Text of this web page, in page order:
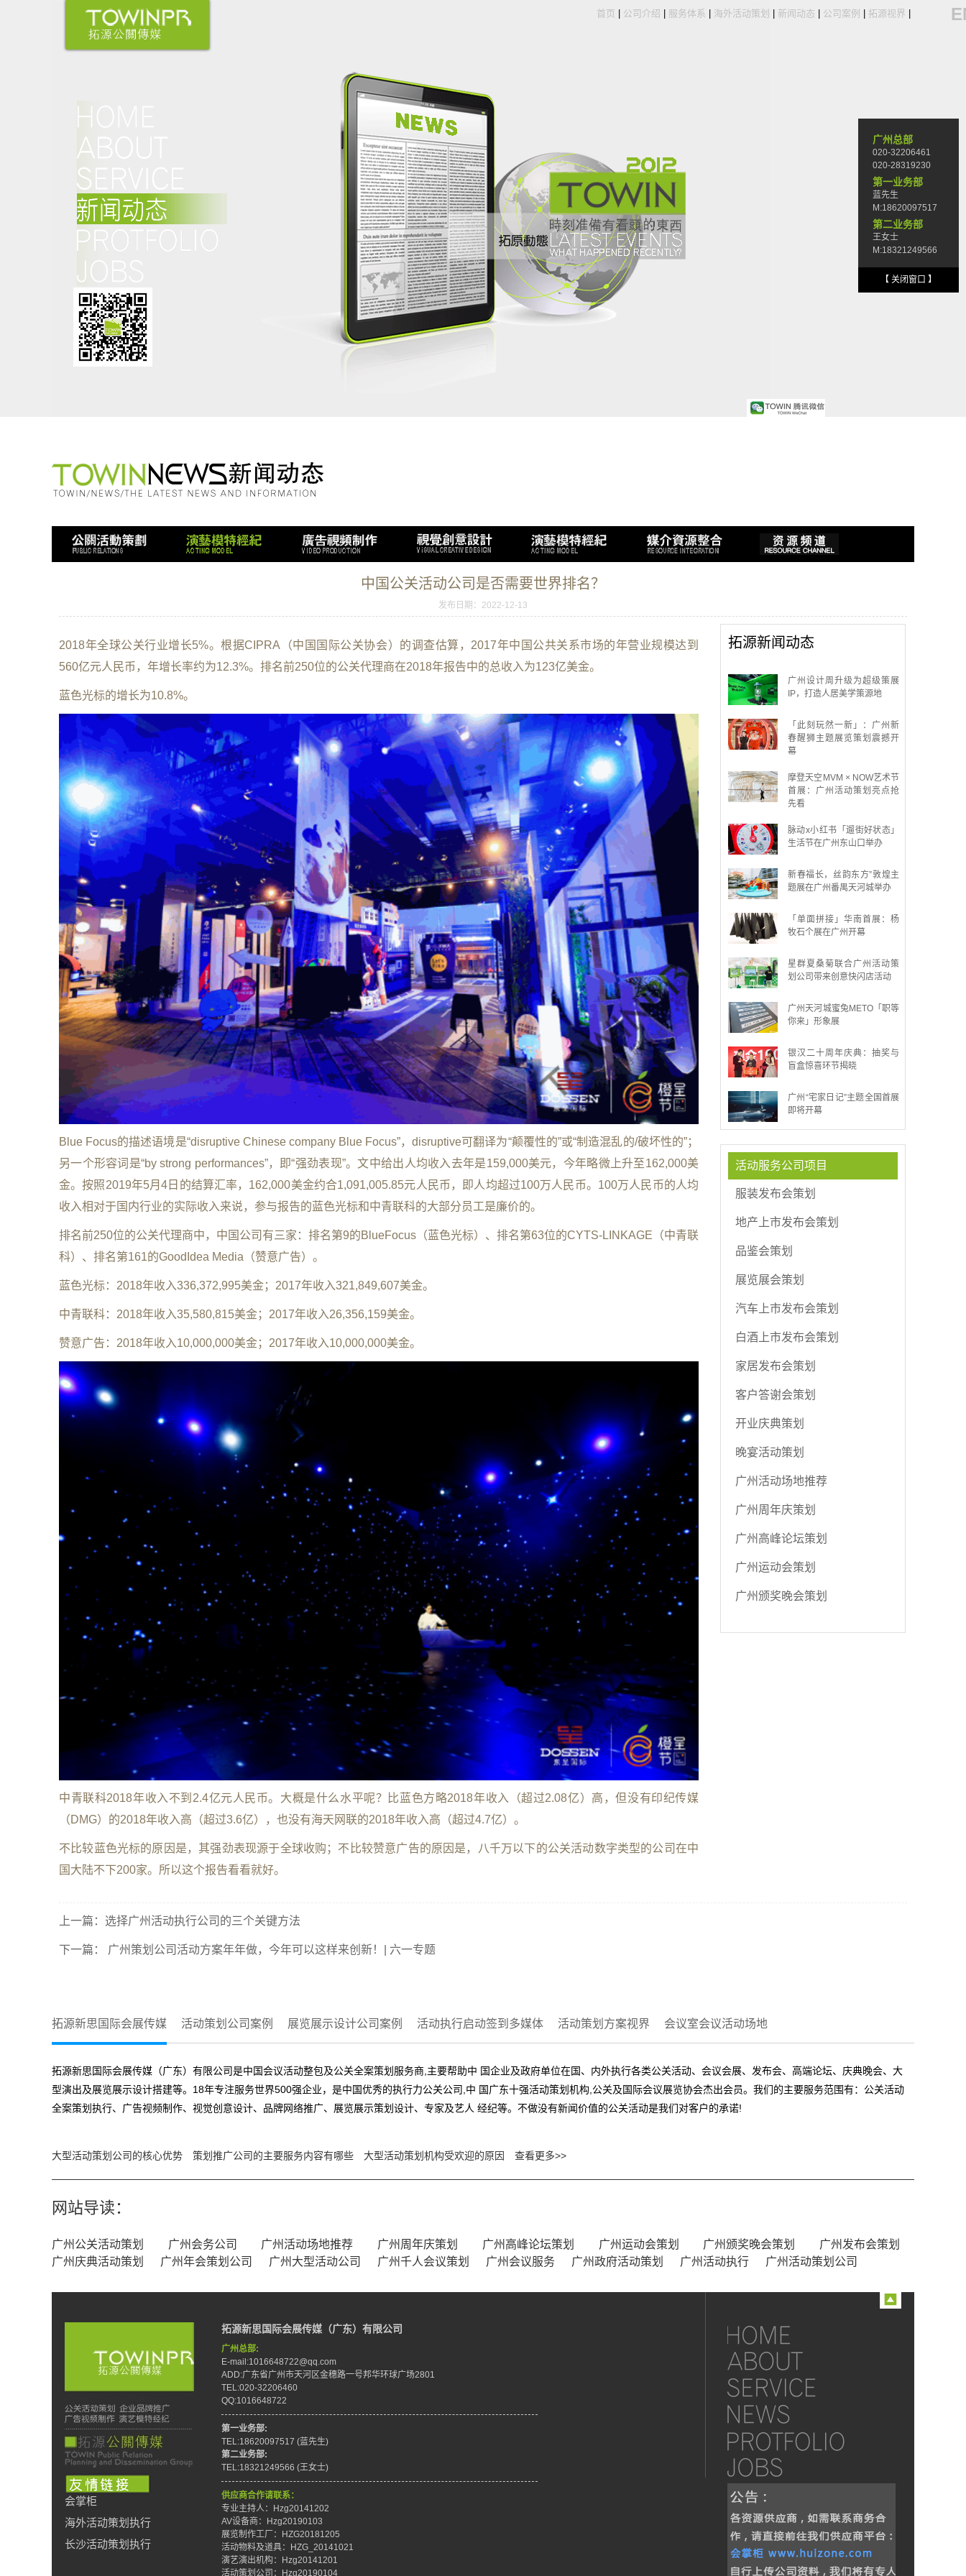
首页 公司介绍 服务体系 海外活动策划 新闻动态 公司案例 拓源视界
中国公关活动公司是否需要世界排名？
发布日期：2022-12-13
2018年全球公关行业增长5%。根据CIPRA（中国国际公关协会）的调查估算，2017年中国公共关系市场的年营业规模达到
560亿元人民币，年增长率约为12.3%。排名前250位的公关代理商在2018年报告中的总收入为123亿美金。
蓝色光标的增长为10.8%。
Blue Focus的描述语境是“disruptive Chinese company Blue Focus”，disruptive可翻译为“颠覆性的”或“制造混乱的/破坏性的”；
另一个形容词是“by strong performances”，即“强劲表现”。文中给出人均收入去年是159,000美元，今年略微上升至162,000美
金。按照2019年5月4日的结算汇率，162,000美金约合1,091,005.85元人民币，即人均超过100万人民币。100万人民币的人均
收入相对于国内行业的实际收入来说，参与报告的蓝色光标和中青联科的大部分员工是廉价的。
排名前250位的公关代理商中，中国公司有三家：排名第9的BlueFocus（蓝色光标）、排名第63位的CYTS-LINKAGE（中青联
科）、排名第161的GoodIdea Media（赞意广告）。
蓝色光标：2018年收入336,372,995美金；2017年收入321,849,607美金。
中青联科：2018年收入35,580,815美金；2017年收入26,356,159美金。
赞意广告：2018年收入10,000,000美金；2017年收入10,000,000美金。
中青联科2018年收入不到2.4亿元人民币。大概是什么水平呢？比蓝色方略2018年收入（超过2.08亿）高，但没有印纪传媒
（DMG）的2018年收入高（超过3.6亿），也没有海天网联的2018年收入高（超过4.7亿）。
不比较蓝色光标的原因是，其强劲表现源于全球收购；不比较赞意广告的原因是，八千万以下的公关活动数字类型的公司在中
国大陆不下200家。所以这个报告看看就好。
拓源新闻动态
广州设计周升级为超级策展
IP，打造人居美学策源地
「此刻玩然一新」：广州新
春醒狮主题展览策划震撼开
幕
摩登天空MVM × NOW艺术节
首展：广州活动策划亮点抢
先看
脉动x小红书「遛街好状态」
生活节在广州东山口举办
新春福长，丝韵东方”敦煌主
题展在广州番禺天河城举办
「单面拼接」华南首展：杨
牧石个展在广州开幕
星群夏桑菊联合广州活动策
划公司带来创意快闪店活动
广州天河城蜜兔METO「职等
你来」形象展
银汉二十周年庆典：抽奖与
盲盒惊喜环节揭晓
广州“宅家日记”主题全国首展
即将开幕
活动服务公司项目
服装发布会策划
地产上市发布会策划
品鉴会策划
展览展会策划
汽车上市发布会策划
白酒上市发布会策划
家居发布会策划
客户答谢会策划
开业庆典策划
晚宴活动策划
广州活动场地推荐
广州周年庆策划
广州高峰论坛策划
广州运动会策划
广州颁奖晚会策划
上一篇： 选择广州活动执行公司的三个关键方法
下一篇： 广州策划公司活动方案年年做，今年可以这样来创新！| 六一专题
拓源新思国际会展传媒 活动策划公司案例 展览展示设计公司案例 活动执行启动签到多媒体 活动策划方案视界 会议室会议活动场地
拓源新思国际会展传媒（广东）有限公司是中国会议活动整包及公关全案策划服务商,主要帮助中 国企业及政府单位在国、内外执行各类公关活动、会议会展、发布会、高端论坛、庆典晚会、大
型演出及展览展示设计搭建等。18年专注服务世界500强企业，是中国优秀的执行力公关公司,中 国广东十强活动策划机构,公关及国际会议展览协会杰出会员。我们的主要服务范围有：公关活动
全案策划执行、广告视频制作、视觉创意设计、品牌网络推广、展览展示策划设计、专家及艺人 经纪等。不做没有新闻价值的公关活动是我们对客户的承诺!
大型活动策划公司的核心优势 策划推广公司的主要服务内容有哪些 大型活动策划机构受欢迎的原因 查看更多>>
网站导读：
广州公关活动策划 广州会务公司 广州活动场地推荐 广州周年庆策划 广州高峰论坛策划 广州运动会策划 广州颁奖晚会策划
广州发布会策划
广州庆典活动策划
广州年会策划公司 广州大型活动公司 广州千人会议策划 广州会议服务 广州政府活动策划 广州活动执行 广州活动策划公司
会掌柜
海外活动策划执行
长沙活动策划执行
拓源新思国际会展传媒（广东）有限公司
广州总部:
E-mail:1016648722@qq.com
ADD:广东省广州市天河区金穗路一号邦华环球广场2801
TEL:020-32206460
QQ:1016648722
第一业务部:
TEL:18620097517 (蓝先生)
第二业务部:
TEL:18321249566 (王女士)
供应商合作请联系：
专业主持人：Hzg20141202
AV设备商：Hzg20190103
展览制作工厂：HZG20181205
活动物料及道具：HZG_20141021
演艺演出机构：Hzg20141201
活动策划公司：Hzg20190104
广州总部
020-32206461
020-28319230
第一业务部
蓝先生
M:18620097517
第二业务部
王女士
M:18321249566
【 关闭窗口 】